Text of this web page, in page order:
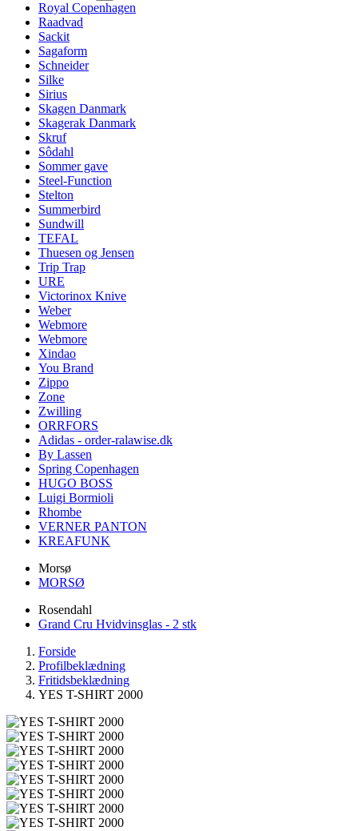
Royal Copenhagen
Raadvad
Sackit
Sagaform
Schneider
Silke
Sirius
Skagen Danmark
Skagerak Danmark
Skruf
Sôdahl
Sommer gave
Steel-Function
Stelton
Summerbird
Sundwill
TEFAL
Thuesen og Jensen
Trip Trap
URE
Victorinox Knive
Weber
Webmore
Webmore
Xindao
You Brand
Zippo
Zone
Zwilling
ORRFORS
Adidas - order-ralawise.dk
By Lassen
Spring Copenhagen
HUGO BOSS
Luigi Bormioli
Rhombe
VERNER PANTON
KREAFUNK
Morsø
MORSØ
Rosendahl
Grand Cru Hvidvinsglas - 2 stk
Forside
Profilbeklædning
Fritidsbeklædning
YES T-SHIRT 2000